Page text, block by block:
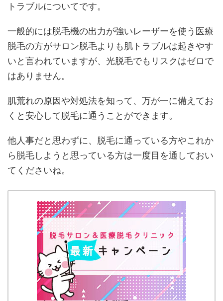
トラブルについてです。
一般的には脱毛機の出力が強いレーザーを使う医療
脱毛の方がサロン脱毛よりも肌トラブルは起きやす
いと言われていますが、光脱毛でもリスクはゼロで
はありません。
肌荒れの原因や対処法を知って、万が一に備えてお
くと安心して脱毛に通うことができます。
他人事だと思わずに、脱毛に通っている方やこれか
ら脱毛しようと思っている方は一度目を通しておい
てくださいね。